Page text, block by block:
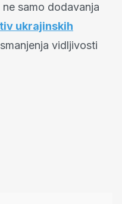
samo dodavanja
ukrajinskih
vidljivosti